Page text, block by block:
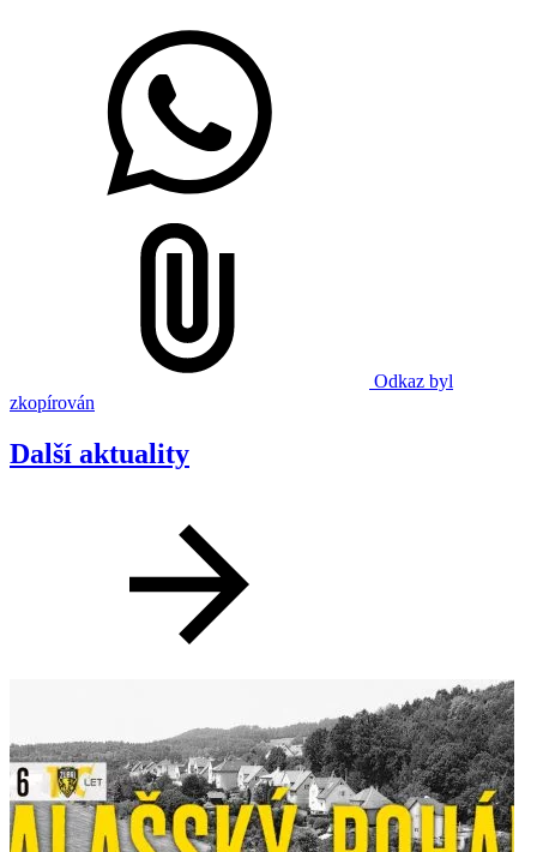
Odkaz byl
zkopírován
Další aktuality